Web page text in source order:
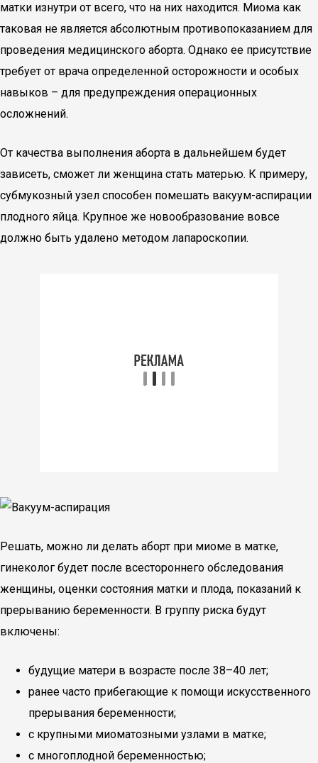
матки изнутри от всего, что на них находится. Миома как
таковая не является абсолютным противопоказанием для
проведения медицинского аборта. Однако ее присутствие
требует от врача определенной осторожности и особых
навыков – для предупреждения операционных
осложнений.
От качества выполнения аборта в дальнейшем будет
зависеть, сможет ли женщина стать матерью. К примеру,
субмукозный узел способен помешать вакуум-аспирации
плодного яйца. Крупное же новообразование вовсе
должно быть удалено методом лапароскопии.
Решать, можно ли делать аборт при миоме в матке,
гинеколог будет после всестороннего обследования
женщины, оценки состояния матки и плода, показаний к
прерыванию беременности. В группу риска будут
включены:
будущие матери в возрасте после 38–40 лет;
ранее часто прибегающие к помощи искусственного
прерывания беременности;
с крупными миоматозными узлами в матке;
с многоплодной беременностью;